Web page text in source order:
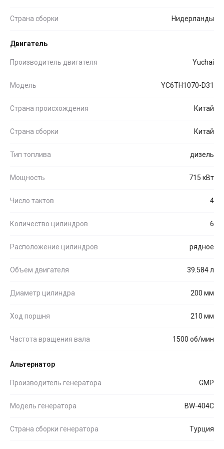
Страна сборки Нидерланды
Двигатель
Производитель двигателя Yuchai
Модель YC6TH1070-D31
Страна происхождения Китай
Страна сборки Китай
Тип топлива дизель
Мощность 715 кВт
Число тактов 4
Количество цилиндров 6
Расположение цилиндров рядное
Объем двигателя 39.584 л
Диаметр цилиндра 200 мм
Ход поршня 210 мм
Частота вращения вала 1500 об/мин
Альтернатор
Производитель генератора GMP
Модель генератора BW-404C
Страна сборки генератора Турция